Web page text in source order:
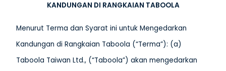
KANDUNGAN DI RANGKAIAN TABOOLA
Menurut Terma dan Syarat ini untuk Mengedarkan
Kandungan di Rangkaian Taboola (“Terma”): (a)
Taboola Taiwan Ltd., (“Taboola”) akan mengedarkan